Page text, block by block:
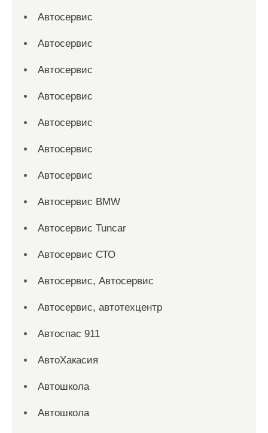
Автосервис
Автосервис
Автосервис
Автосервис
Автосервис
Автосервис
Автосервис
Автосервис BMW
Автосервис Tuncar
Автосервис СТО
Автосервис, Автосервис
Автосервис, автотехцентр
Автоспас 911
АвтоХакасия
Автошкола
Автошкола